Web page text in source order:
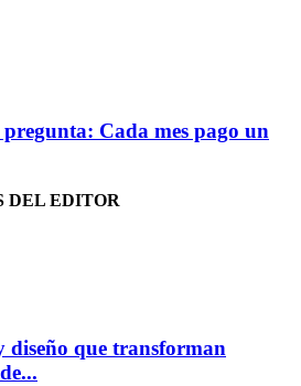
pregunta: Cada mes pago un
DEL EDITOR
que transforman